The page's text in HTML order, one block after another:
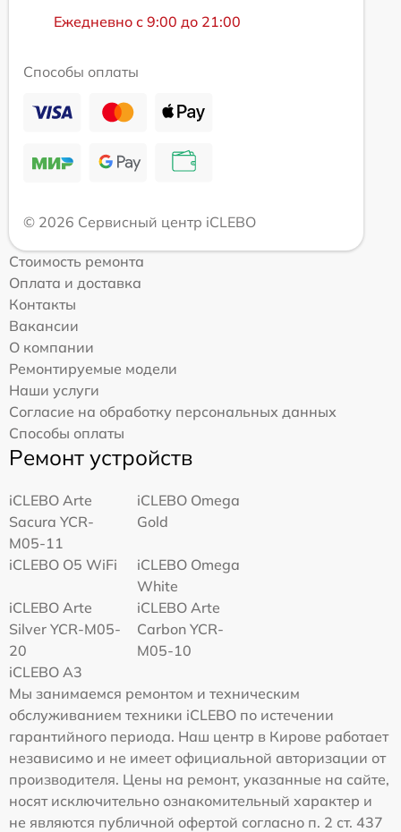
Ежедневно с 9:00 до 21:00
Способы оплаты
© 2026 Сервисный центр iCLEBO
Стоимость ремонта
Оплата и доставка
Контакты
Вакансии
О компании
Ремонтируемые модели
Наши услуги
Согласие на обработку персональных данных
Способы оплаты
Ремонт устройств
iCLEBO Arte
Sacura YCR-
M05-11
iCLEBO Omega
Gold
iCLEBO O5 WiFi
iCLEBO Omega
White
iCLEBO Arte
Silver YCR-M05-
20
iCLEBO Arte
Carbon YCR-
M05-10
iCLEBO A3
Мы занимаемся ремонтом и техническим
обслуживанием техники iCLEBO по истечении
гарантийного периода. Наш центр в Кирове работает
независимо и не имеет официальной авторизации от
производителя. Цены на ремонт, указанные на сайте,
носят исключительно ознакомительный характер и
не являются публичной офертой согласно п. 2 ст. 437